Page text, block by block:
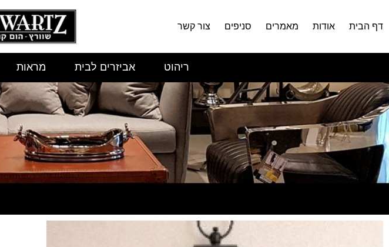
דף הבית אודות מאמרים סניפים צור קשר
ריהוט אביזרים לבית מראות